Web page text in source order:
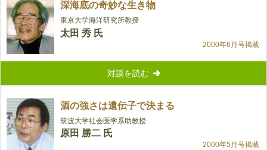
深海底の奇妙な生き物
東京大学海洋研究所教授
太田 秀 氏
2000年6月号掲載
対談を読む
酒の強さは遺伝子で決まる
筑波大学社会医学系助教授
原田 勝二 氏
2000年5月号掲載